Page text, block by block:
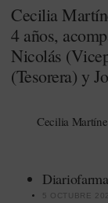
Cecilia
4 años,
Nicolás
(Tesorera) y
Cecilia
Diariofarma
5 OCTUBRE